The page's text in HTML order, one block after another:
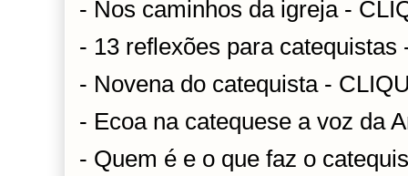
- Nos caminhos da igreja -
- 13 reflexões para catequistas
- Novena do catequista -
- Ecoa na catequese a voz da
- Quem é e o que faz o